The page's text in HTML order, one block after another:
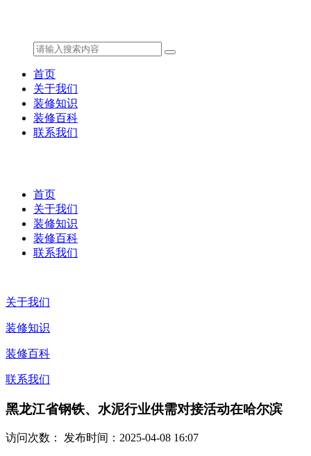
首页
关于我们
装修知识
装修百科
联系我们
首页
关于我们
装修知识
装修百科
联系我们
关于我们
装修知识
装修百科
联系我们
黑龙江省钢铁、水泥行业供需对接活动在哈尔滨
访问次数： 发布时间：2025-04-08 16:07